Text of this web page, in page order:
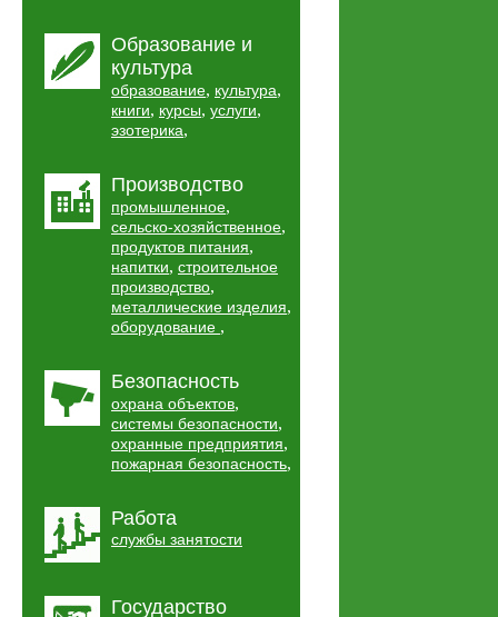
Образование и
культура
образование, культура,
книги, курсы, услуги,
эзотерика,
Производство
промышленное,
сельско-хозяйственное,
продуктов питания,
напитки, строительное
производство,
металлические изделия,
оборудование ,
Безопасность
охрана объектов,
системы безопасности,
охранные предприятия,
пожарная безопасность,
Работа
службы занятости
Государство